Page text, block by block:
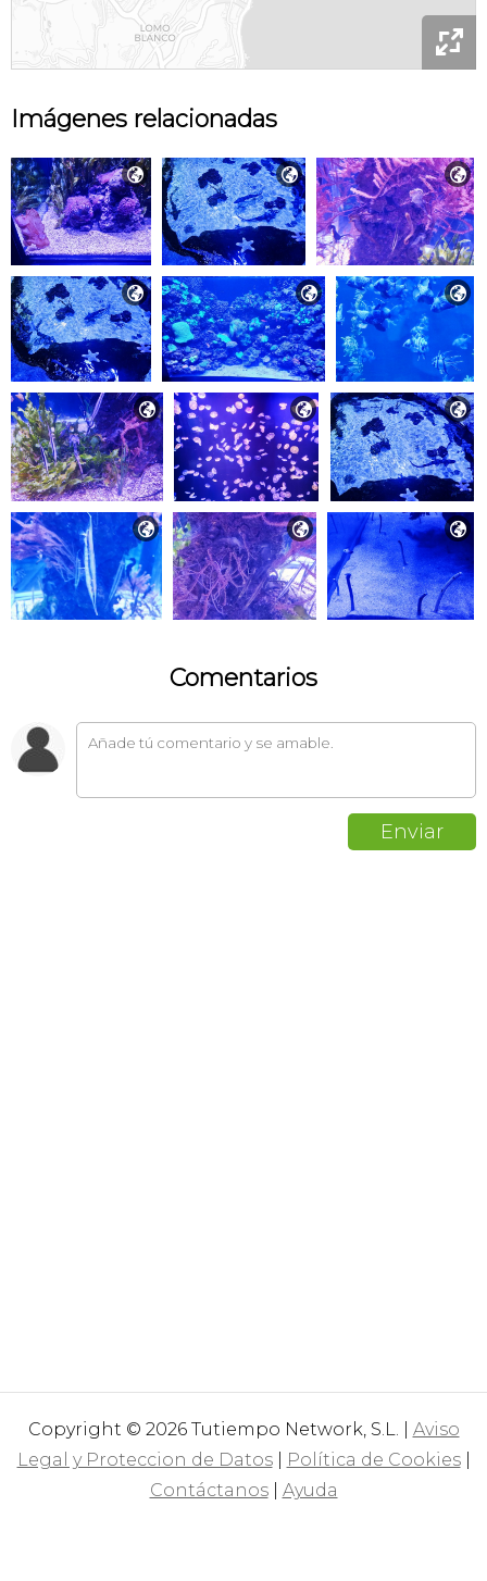

Imágenes relacionadas
  
  
  
  
Comentarios
Copyright © 2026 Tutiempo Network, S.L. | Aviso
Legal y Proteccion de Datos| Política de Cookies|
Contáctanos| Ayuda